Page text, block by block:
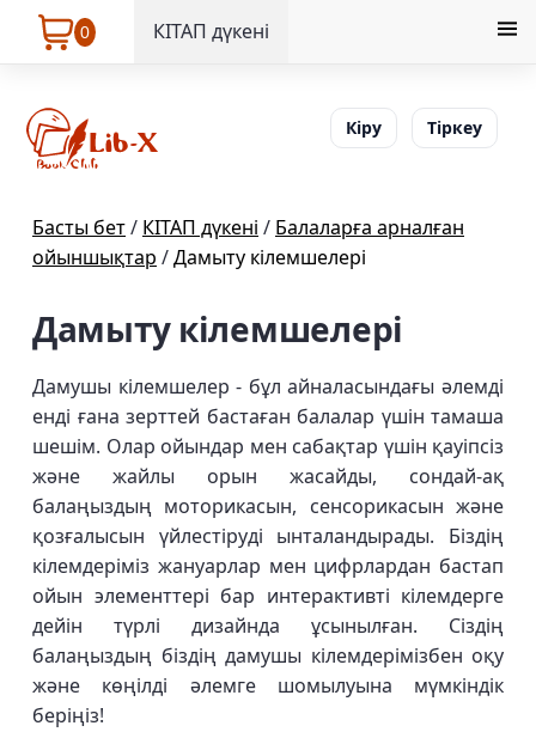
0 КІТАП дүкені
Кіру Тіркеу
Басты бет/ КІТАП дүкені / Балаларға арналған
ойыншықтар /Дамыту кілемшелері
Дамыту кілемшелері
Дамушы кілемшелер - бұл айналасындағы әлемді
енді ғана зерттей бастаған балалар үшін тамаша
шешім. Олар ойындар мен сабақтар үшін қауіпсіз
және жайлы орын жасайды, сондай-ақ
балаңыздың моторикасын, сенсорикасын және
қозғалысын үйлестіруді ынталандырады. Біздің
кілемдеріміз жануарлар мен цифрлардан бастап
ойын элементтері бар интерактивті кілемдерге
дейін түрлі дизайнда ұсынылған. Сіздің
балаңыздың біздің дамушы кілемдерімізбен оқу
және көңілді әлемге шомылуына мүмкіндік
беріңіз!